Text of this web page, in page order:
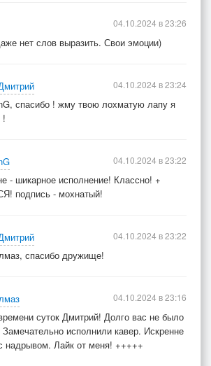
нет слов выразить. Свои эмоции)
04.10.2024 в 23:26
спасибо ! жму твою лохматую лапу я
!
04.10.2024 в 23:24
- шикарное исполнение! Классно! +
подпись - мохнатый!
04.10.2024 в 23:22
спасибо дружище!
04.10.2024 в 23:22
суток Дмитрий! Долго вас не было
Замечательно исполнили кавер. Искренне
надрывом. Лайк от меня! +++++
04.10.2024 в 23:16